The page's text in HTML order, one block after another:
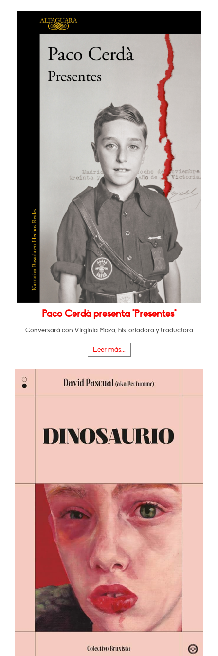
Paco Cerdà presenta "Presentes"
Conversará con Virginia Maza, historiadora y traductora
Leer más...